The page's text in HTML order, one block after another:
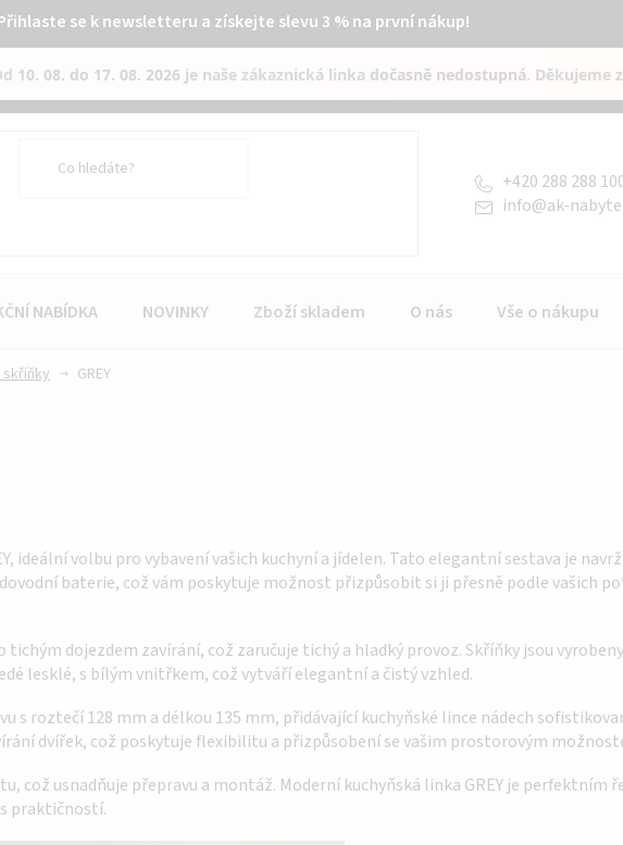
se k newsletteru a získejte slevu 3 % na první nákup!
10. 08. do 17. 08. 2026 je naše zákaznická linka dočasně nedostupná. Děkujeme
info@ak-
+420 288 288
NABÍDKA NOVINKY Zboží skladem O nás Vše o nákupu
GREY
ideální volbu pro vybavení vašich kuchyní a jídelen. Tato elegantní sestava je
baterie, což vám poskytuje možnost přizpůsobit si ji přesně podle vašich
dojezdem zavírání, což zaručuje tichý a hladký provoz. Skříňky jsou
lesklé, s bílým vnitřkem, což vytváří elegantní a čistý vzhled.
s roztečí 128 mm a délkou 135 mm, přidávající kuchyňské lince nádech
dvířek, což poskytuje flexibilitu a přizpůsobení se vašim prostorovým
což usnadňuje přepravu a montáž. Moderní kuchyňská linka GREY je perfektním
praktičností.